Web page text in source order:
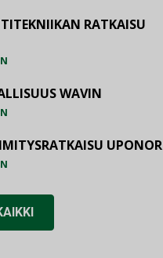
RATKAISU
WAVIN
UPONOR